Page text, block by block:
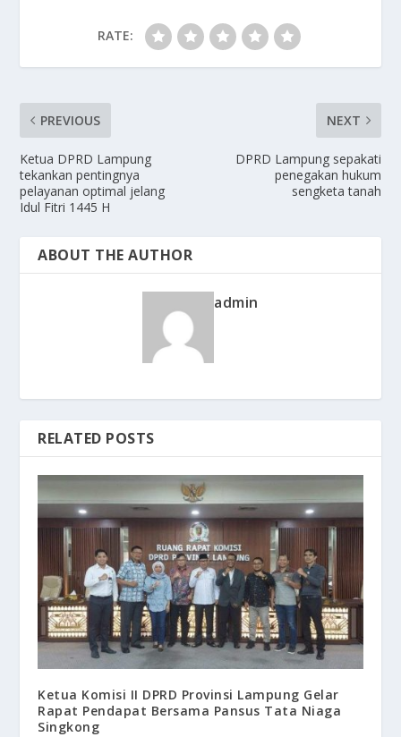
RATE:
PREVIOUS
Ketua DPRD Lampung
tekankan pentingnya
pelayanan optimal jelang
Idul Fitri 1445 H
NEXT
DPRD Lampung sepakati
penegakan hukum
sengketa tanah
ABOUT THE AUTHOR
admin
RELATED POSTS
Ketua Komisi II DPRD Provinsi Lampung Gelar
Rapat Pendapat Bersama Pansus Tata Niaga
Singkong